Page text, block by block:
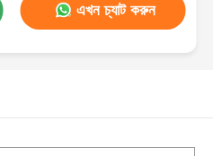
এখন চ্যাট করুন